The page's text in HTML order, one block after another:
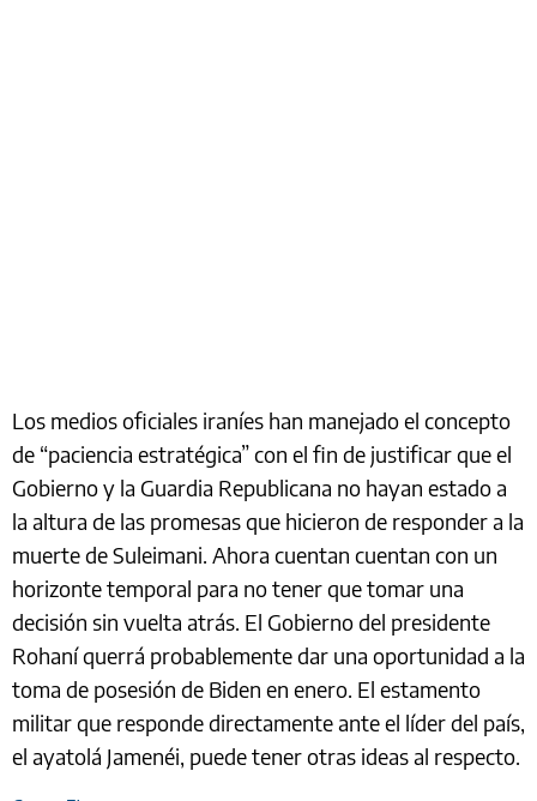
Los medios oficiales iraníes han manejado el concepto
de “paciencia estratégica” con el fin de justificar que el
Gobierno y la Guardia Republicana no hayan estado a
la altura de las promesas que hicieron de responder a la
muerte de Suleimani. Ahora cuentan cuentan con un
horizonte temporal para no tener que tomar una
decisión sin vuelta atrás. El Gobierno del presidente
Rohaní querrá probablemente dar una oportunidad a la
toma de posesión de Biden en enero. El estamento
militar que responde directamente ante el líder del país,
el ayatolá Jamenéi, puede tener otras ideas al respecto.